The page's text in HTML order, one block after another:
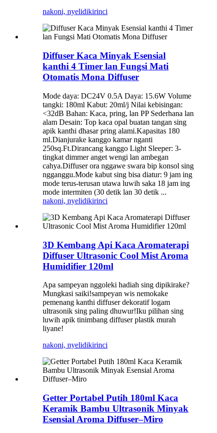
nakoni, nyelidikirinci
Diffuser Kaca Minyak Esensial
kanthi 4 Timer lan Fungsi Mati
Otomatis Mona Diffuser
Mode daya: DC24V 0.5A Daya: 15.6W Volume
tangki: 180ml Kabut: 20ml/j Nilai kebisingan:
<32dB Bahan: Kaca, pring, lan PP Sederhana lan
alam Desain: Top kaca opal buatan tangan sing
apik kanthi dhasar pring alami.Kapasitas 180
ml.Dianjurake kanggo kamar nganti
250sq.Ft.Dirancang kanggo Light Sleeper: 3-
tingkat dimmer anget wengi lan ambegan
cahya.Diffuser ora nggawe swara bip konsol sing
ngganggu.Mode kabut sing bisa diatur: 9 jam ing
mode terus-terusan utawa luwih saka 18 jam ing
mode intermiten (30 detik lan 30 detik ...
nakoni, nyelidikirinci
3D Kembang Api Kaca Aromaterapi
Diffuser Ultrasonic Cool Mist Aroma
Humidifier 120ml
Apa sampeyan nggoleki hadiah sing dipikirake?
Mungkasi saiki!sampeyan wis nemokake
pemenang kanthi diffuser dekoratif logam
ultrasonik sing paling dhuwur!Iku pilihan sing
luwih apik tinimbang diffuser plastik murah
liyane!
nakoni, nyelidikirinci
Getter Portabel Putih 180ml Kaca
Keramik Bambu Ultrasonik Minyak
Esensial Aroma Diffuser–Miro